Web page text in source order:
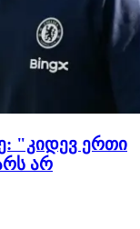
"კიდევ ერთი
არ